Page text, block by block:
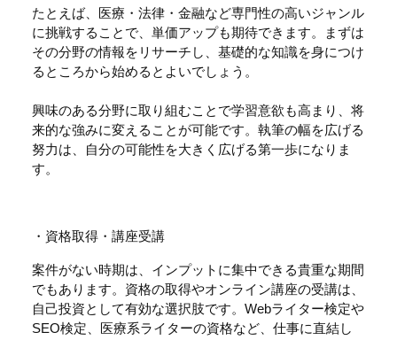
たとえば、医療・法律・金融など専門性の高いジャンル
に挑戦することで、単価アップも期待できます。まずは
その分野の情報をリサーチし、基礎的な知識を身につけ
るところから始めるとよいでしょう。
興味のある分野に取り組むことで学習意欲も高まり、将
来的な強みに変えることが可能です。執筆の幅を広げる
努力は、自分の可能性を大きく広げる第一歩になりま
す。
・資格取得・講座受講
案件がない時期は、インプットに集中できる貴重な期間
でもあります。資格の取得やオンライン講座の受講は、
自己投資として有効な選択肢です。Webライター検定や
SEO検定、医療系ライターの資格など、仕事に直結し